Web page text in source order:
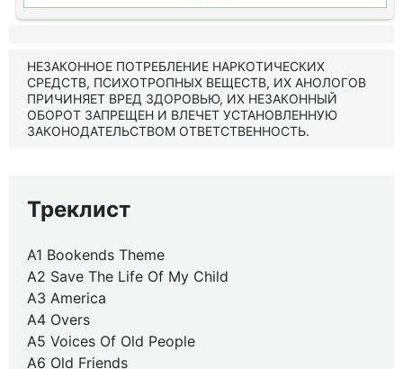
НЕЗАКОННОЕ ПОТРЕБЛЕНИЕ НАРКОТИЧЕСКИХ
СРЕДСТВ, ПСИХОТРОПНЫХ ВЕЩЕСТВ, ИХ АНОЛОГОВ
ПРИЧИНЯЕТ ВРЕД ЗДОРОВЬЮ, ИХ НЕЗАКОННЫЙ
ОБОРОТ ЗАПРЕЩЕН И ВЛЕЧЕТ УСТАНОВЛЕННУЮ
ЗАКОНОДАТЕЛЬСТВОМ ОТВЕТСТВЕННОСТЬ.
Треклист
A1 Bookends Theme
A2 Save The Life Of My Child
A3 America
A4 Overs
A5 Voices Of Old People
A6 Old Friends